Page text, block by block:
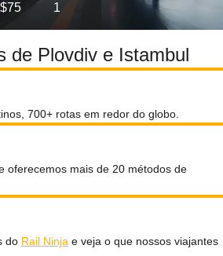
$75 1
de Plovdiv e Istambul
700+ rotas em redor do globo.
oferecemos mais de 20 métodos de
do Rail Ninja e veja o que nossos viajantes